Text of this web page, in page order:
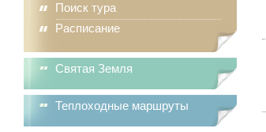
Поиск тура
Расписание
Святая Земля
Теплоходные маршруты